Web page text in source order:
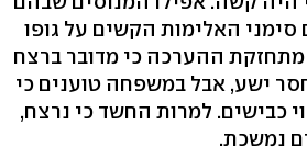
האלימות הקשים על גופו
ההערכה כי מדובר ברצח
ישע, אבל במשפחה טוענים כי
כבישים. למרות החשד כי נרצח,
נמשכת.